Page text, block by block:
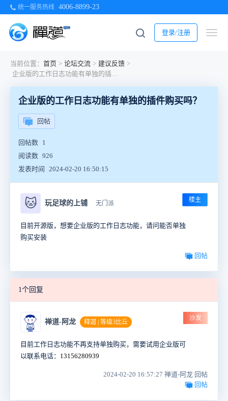
统一服务热线 4006-8899-23
登录/注册
当前位置： 首页 > 论坛交流 > 建议反馈 >
企业版的工作日志功能有单独的插件购买吗？
企业版的工作日志功能有单独的插件购买吗？
回帖
回帖数 1
阅读数 926
发表时间
2024-02-20 16:50:15
🐱 玩足球的上铺 无门派 楼主
目前开源版，想要企业版的工作日志功能，请问能否单独
购买安装
回帖
1个回复
禅道-阿龙 释迦 | 等级3比丘
沙发
目前工作日志功能不再支持单独购买，需要试用企业版可
以联系电话： 13156280939
2024-02-20 16:57:27 禅道-阿龙 回帖
回帖